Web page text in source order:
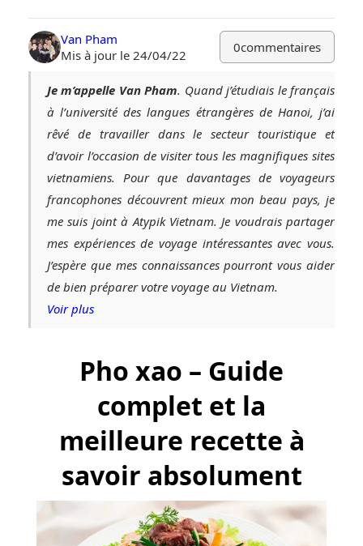
Van Pham
Mis à jour le 24/04/22
0commentaires
Je m’appelle Van Pham. Quand j’étudiais le français
à l’université des langues étrangères de Hanoi, j’ai
rêvé de travailler dans le secteur touristique et
d’avoir l’occasion de visiter tous les magnifiques sites
vietnamiens. Pour que davantages de voyageurs
francophones découvrent mieux mon beau pays, je
me suis joint à Atypik Vietnam. Je voudrais partager
mes expériences de voyage intéressantes avec vous.
J’espère que mes connaissances pourront vous aider
de bien préparer votre voyage au Vietnam.
Voir plus
Pho xao – Guide
complet et la
meilleure recette à
savoir absolument